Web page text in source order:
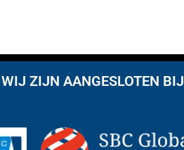
WIJ ZIJN AANGESLOTEN BIJ